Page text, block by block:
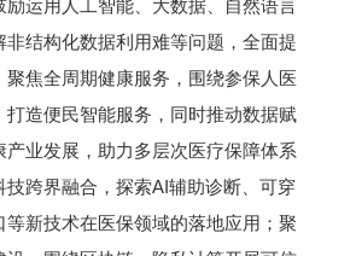
励运用人工智能、大数据、自然语言
非结构化数据利用难等问题，全面提
聚焦全周期健康服务，围绕参保人医
打造便民智能服务，同时推动数据赋
产业发展，助力多层次医疗保障体系
技跨界融合，探索AI辅助诊断、可穿
等新技术在医保领域的落地应用；聚